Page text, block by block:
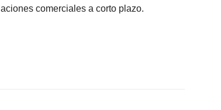
comerciales a corto plazo.